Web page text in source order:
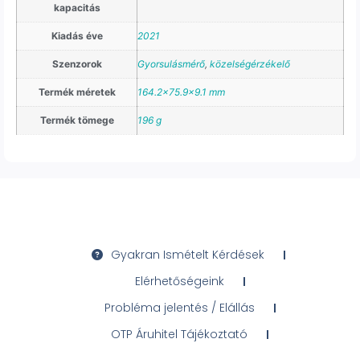
kapacitás
Kiadás éve 2021
Szenzorok Gyorsulásmérő, közelségérzékelő
Termék méretek 164.2×75.9×9.1 mm
Termék tömege 196 g
Gyakran Ismételt Kérdések
Elérhetőségeink
Probléma jelentés / Elállás
OTP Áruhitel Tájékoztató